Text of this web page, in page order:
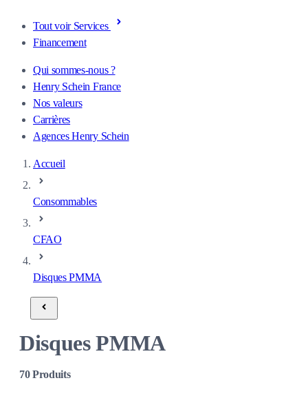
Tout voir Services
Financement
Qui sommes-nous ?
Henry Schein France
Nos valeurs
Carrières
Agences Henry Schein
Accueil
Consommables
CFAO
Disques PMMA
Disques PMMA
70Produits